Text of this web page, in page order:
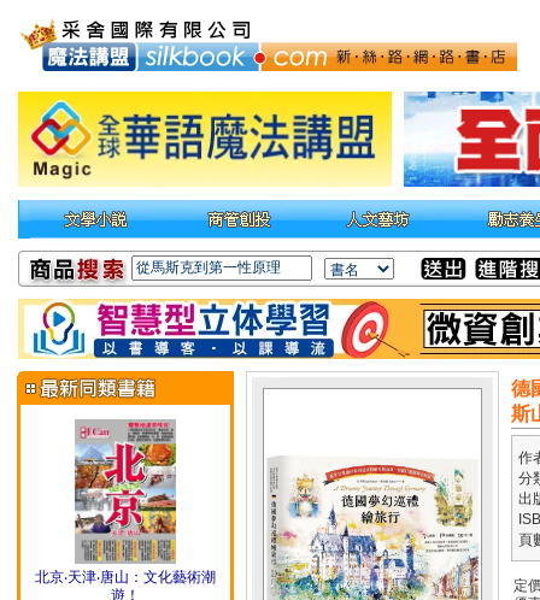
北京‧天津‧唐山：文化藝術潮
遊！
德
斯
作
分
出
頁
定